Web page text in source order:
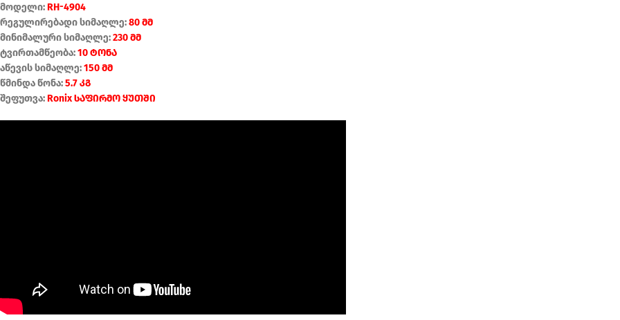
მოდელი:RH-4904
რეგულირებადი სიმაღლე:80 მმ
მინიმალური სიმაღლე:230 მმ
ტვირთამწეობა:10 ტონა
აწევის სიმაღლე:150 მმ
წმინდა წონა:5.7 კგ
შეფუთვა:Ronix საფირმო ყუთში